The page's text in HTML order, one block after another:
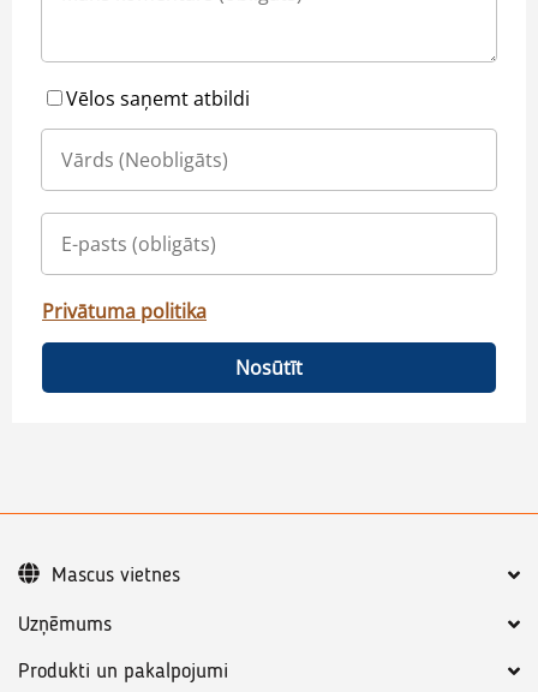
Vēlos saņemt atbildi
Privātuma politika
Nosūtīt
Uzņēmums
Produkti un pakalpojumi
Mascus vietnes